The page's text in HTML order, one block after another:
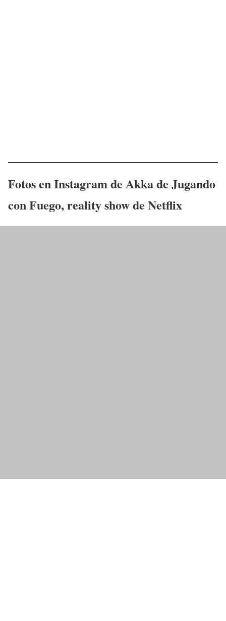
Fotos en Instagram de Akkade Jugando
con Fuego, reality show de Netflix